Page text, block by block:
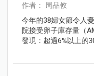
作者： 周品攸
今年的38婦女節令人
院接受卵子庫存量（
發現：超過6%以上的